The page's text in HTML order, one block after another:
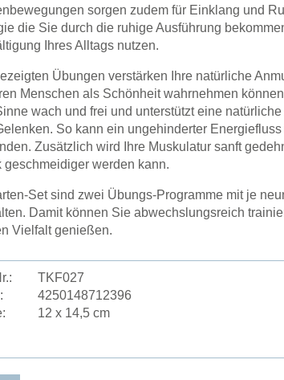
sorgen zudem für Einklang und
die Sie durch die ruhige Ausführung
Ihres Alltags nutzen.
Übungen verstärken Ihre natürliche
Menschen als Schönheit wahrnehmen
wach und frei und unterstützt eine
So kann ein ungehinderter
Zusätzlich wird Ihre Muskulatur sanft
geschmeidiger werden kann.
Set sind zwei Übungs-Programme mit je
Damit können Sie abwechslungsreich
Vielfalt genießen.
TKF027
4250148712396
12 x 14,5 cm